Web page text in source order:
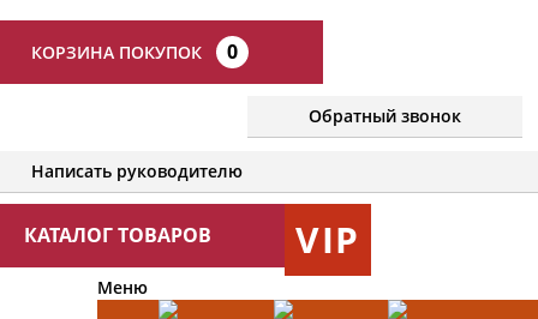
КОРЗИНА ПОКУПОК 0
Обратный звонок
Написать руководителю
КАТАЛОГ ТОВАРОВ VIP
Меню